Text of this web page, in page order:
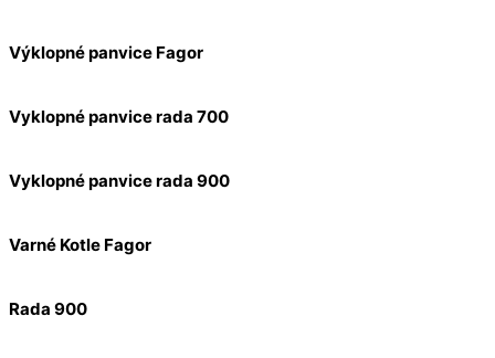
Výklopné panvice Fagor
Vyklopné panvice rada 700
Vyklopné panvice rada 900
Varné Kotle Fagor
Rada 900